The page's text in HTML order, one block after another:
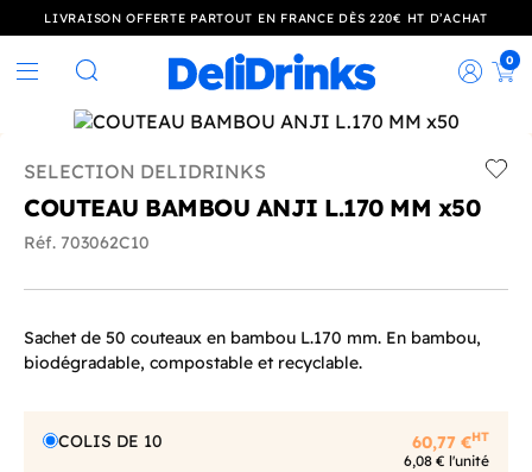
LIVRAISON OFFERTE PARTOUT EN FRANCE DÈS 220€ HT D’ACHAT
Rechercher
0
SELECTION DELIDRINKS
COUTEAU BAMBOU ANJI L.170 MM x50
Réf. 703062C10
Sachet de 50 couteaux en bambou L.170 mm. En bambou,
biodégradable, compostable et recyclable.
COLIS DE 10 60,77 €HT
6,08 € l'unité